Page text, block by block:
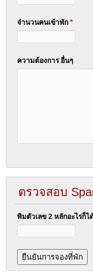
จำนวนคนเข้าพัก *
ความต้องการ อื่นๆ
ตรวจสอบ
พิมตัวเลข 2 หลักอะไรก็ไ